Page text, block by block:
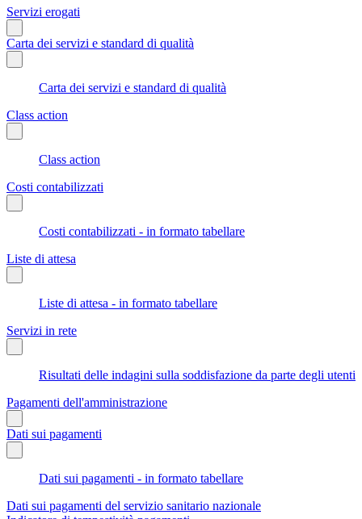
Servizi erogati
Carta dei servizi e standard di qualità
Carta dei servizi e standard di qualità
Class action
Class action
Costi contabilizzati
Costi contabilizzati - in formato tabellare
Liste di attesa
Liste di attesa - in formato tabellare
Servizi in rete
Risultati delle indagini sulla soddisfazione da parte degli utenti
Pagamenti dell'amministrazione
Dati sui pagamenti
Dati sui pagamenti - in formato tabellare
Dati sui pagamenti del servizio sanitario nazionale